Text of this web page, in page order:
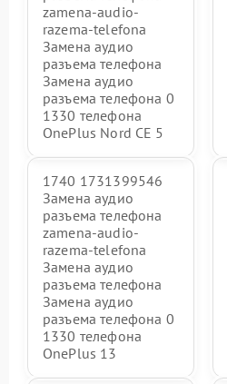
zamena-audio-
razema-telefona
Замена аудио
разъема телефона
Замена аудио
разъема телефона 0
1330 телефона
OnePlus Nord CE 5
1740 1731399546
Замена аудио
разъема телефона
zamena-audio-
razema-telefona
Замена аудио
разъема телефона
Замена аудио
разъема телефона 0
1330 телефона
OnePlus 13